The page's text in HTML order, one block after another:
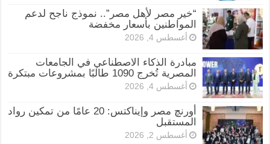
“خير مصر لأهل مصر”.. نموذج ناجح لدعم
المواطنين بأسعار مخفضة
أغسطس 4, 2026
مبادرة الذكاء الاصطناعي في الجامعات
المصرية تُخرج 1090 طالبًا بمشروعات مبتكرة
أغسطس 4, 2026
أورنچ مصر وإيناكتس: 20 عامًا من تمكين رواد
المستقبل
أغسطس 2, 2026